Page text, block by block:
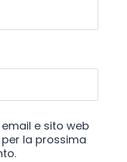
e sito web
la prossima